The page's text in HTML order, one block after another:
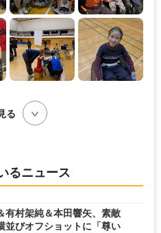
る
るニュース
有村架純＆本田響矢、素敵
並びオフショットに「尊い